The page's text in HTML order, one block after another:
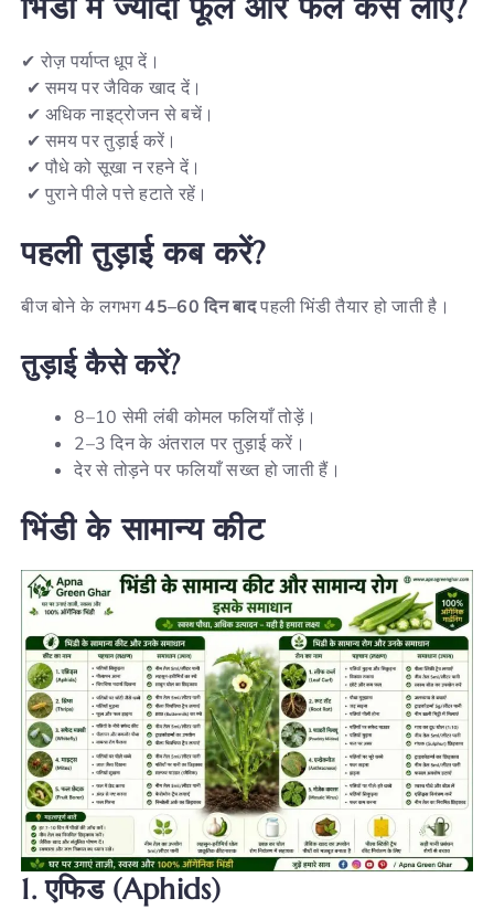
✔ रोज़ पर्याप्त धूप दें।
✔ समय पर जैविक खाद दें।
✔ अधिक नाइट्रोजन से बचें।
✔ समय पर तुड़ाई करें।
✔ पौधे को सूखा न रहने दें।
✔ पुराने पीले पत्ते हटाते रहें।
पहली तुड़ाई कब करें?
बीज बोने के लगभग45–60 दिन बादपहली भिंडी तैयार हो जाती है।
तुड़ाई कैसे करें?
8–10 सेमी लंबी कोमल फलियाँ तोड़ें।
2–3 दिन के अंतराल पर तुड़ाई करें।
देर से तोड़ने पर फलियाँ सख्त हो जाती हैं।
भिंडी के सामान्य कीट
1.एफिड (Aphids)